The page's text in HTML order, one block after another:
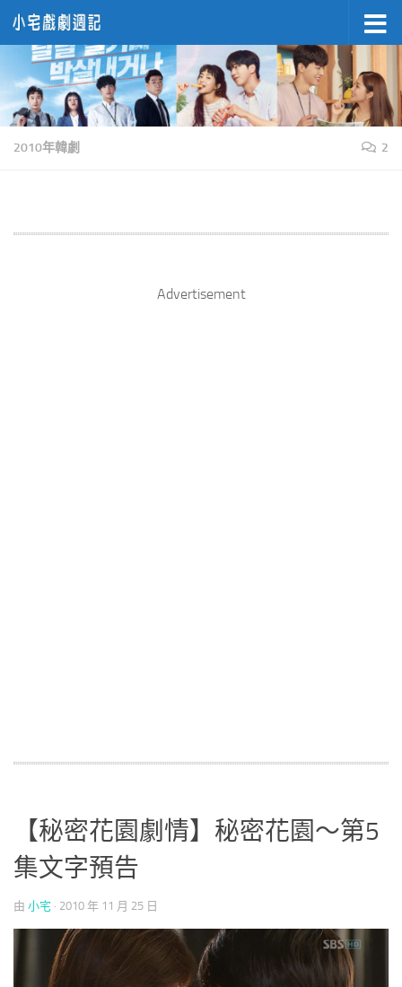
Skip to content
2010年韓劇 2
Advertisement
【秘密花園劇情】秘密花園～第5
集文字預告
由 小宅 · 2010 年 11 月 25 日